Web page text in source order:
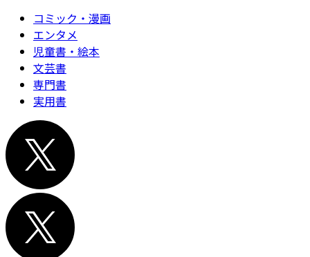
コミック・漫画
エンタメ
児童書・絵本
文芸書
専門書
実用書